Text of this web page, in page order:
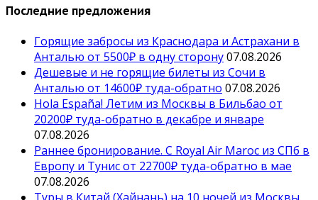
Последние предложения
Горящие забросы из Краснодара и Астрахани в
Анталью от 5500₽ в одну сторону07.08.2026
Дешевые и не горящие билеты из Сочи в
Анталью от 14600₽ туда-обратно 07.08.2026
Hola España! Летим из Москвы в Бильбао от
20200₽ туда-обратно в декабре и январе
07.08.2026
Раннее бронирование. С Royal Air Maroc из СПб в
Европу и Тунис от 22700₽ туда-обратно в мае
07.08.2026